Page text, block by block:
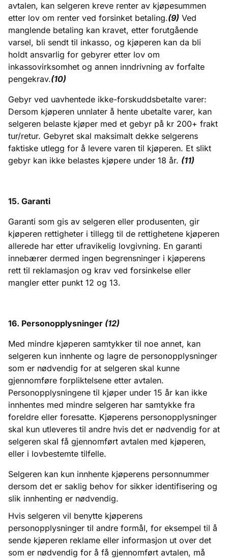
avtalen, kan selgeren kreve renter av kjøpesummen
etter lov om renter ved forsinket betaling.(9) Ved
manglende betaling kan kravet, etter forutgående
varsel, bli sendt til inkasso, og kjøperen kan da bli
holdt ansvarlig for gebyrer etter lov om
inkassovirksomhet og annen inndrivning av forfalte
pengekrav.(10)
Gebyr ved uavhentede ikke-forskuddsbetalte varer:
Dersom kjøperen unnlater å hente ubetalte varer, kan
selgeren belaste kjøper med et gebyr på kr 200+ frakt
tur/retur. Gebyret skal maksimalt dekke selgerens
faktiske utlegg for å levere varen til kjøperen. Et slikt
gebyr kan ikke belastes kjøpere under 18 år. (11)
15. Garanti
Garanti som gis av selgeren eller produsenten, gir
kjøperen rettigheter i tillegg til de rettighetene kjøperen
allerede har etter ufravikelig lovgivning. En garanti
innebærer dermed ingen begrensninger i kjøperens
rett til reklamasjon og krav ved forsinkelse eller
mangler etter punkt 12 og 13.
16. Personopplysninger (12)
Med mindre kjøperen samtykker til noe annet, kan
selgeren kun innhente og lagre de personopplysninger
som er nødvendig for at selgeren skal kunne
gjennomføre forpliktelsene etter avtalen.
Personopplysningene til kjøper under 15 år kan ikke
innhentes med mindre selgeren har samtykke fra
foreldre eller foresatte. Kjøperens personopplysninger
skal kun utleveres til andre hvis det er nødvendig for at
selgeren skal få gjennomført avtalen med kjøperen,
eller i lovbestemte tilfelle.
Selgeren kan kun innhente kjøperens personnummer
dersom det er saklig behov for sikker identifisering og
slik innhenting er nødvendig.
Hvis selgeren vil benytte kjøperens
personopplysninger til andre formål, for eksempel til å
sende kjøperen reklame eller informasjon ut over det
som er nødvendig for å få gjennomført avtalen, må